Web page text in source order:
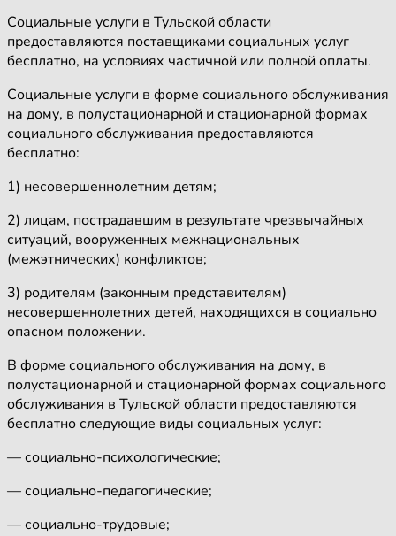
Социальные услуги в Тульской области
предоставляются поставщиками социальных услуг
бесплатно, на условиях частичной или полной оплаты.
Социальные услуги в форме социального обслуживания
на дому, в полустационарной и стационарной формах
социального обслуживания предоставляются
бесплатно:
1) несовершеннолетним детям;
2) лицам, пострадавшим в результате чрезвычайных
ситуаций, вооруженных межнациональных
(межэтнических) конфликтов;
3) родителям (законным представителям)
несовершеннолетних детей, находящихся в социально
опасном положении.
В форме социального обслуживания на дому, в
полустационарной и стационарной формах социального
обслуживания в Тульской области предоставляются
бесплатно следующие виды социальных услуг:
— социально-психологические;
— социально-педагогические;
— социально-трудовые;